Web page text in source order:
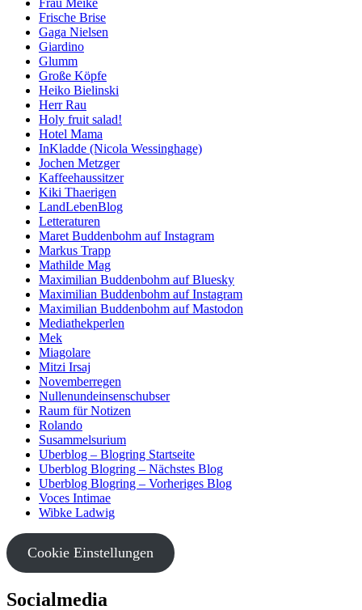
Frische Brise
Gaga Nielsen
Giardino
Glumm
Große Köpfe
Heiko Bielinski
Herr Rau
Holy fruit salad!
Hotel Mama
InKladde (Nicola Wessinghage)
Jochen Metzger
Kaffeehaussitzer
Kiki Thaerigen
LandLebenBlog
Letteraturen
Maret Buddenbohm auf Instagram
Markus Trapp
Mathilde Mag
Maximilian Buddenbohm auf Bluesky
Maximilian Buddenbohm auf Instagram
Maximilian Buddenbohm auf Mastodon
Mediathekperlen
Mek
Miagolare
Mitzi Irsaj
Novemberregen
Nullenundeinsenschubser
Raum für Notizen
Rolando
Susammelsurium
Uberblog – Blogring Startseite
Uberblog Blogring – Nächstes Blog
Uberblog Blogring – Vorheriges Blog
Voces Intimae
Wibke Ladwig
Cookie Einstellungen
Socialmedia